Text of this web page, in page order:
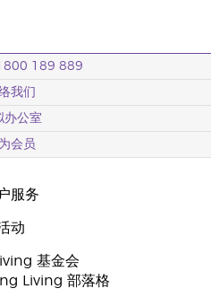
189 889
我们
办公室
会员
服务
动
基金会
Living 部落格